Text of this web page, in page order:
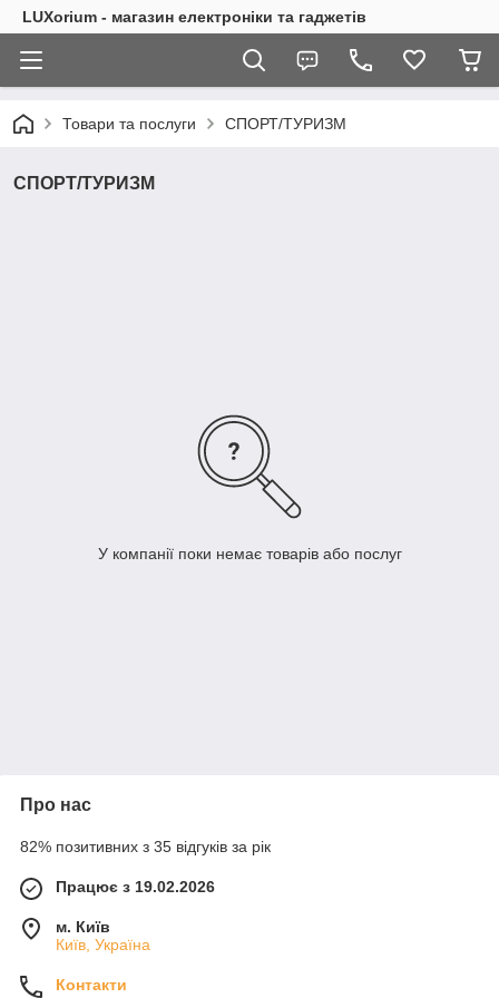
LUXorium - магазин електроніки та гаджетів
Товари та послуги СПОРТ/ТУРИЗМ
СПОРТ/ТУРИЗМ
У компанії поки немає товарів або послуг
Про нас
82% позитивних з 35 відгуків за рік
Працює з 19.02.2026
м. Київ
Київ, Україна
Контакти